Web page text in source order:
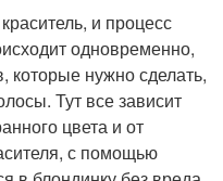
и процесс
одновременно,
нужно сделать,
Тут все зависит
цвета и от
с помощью